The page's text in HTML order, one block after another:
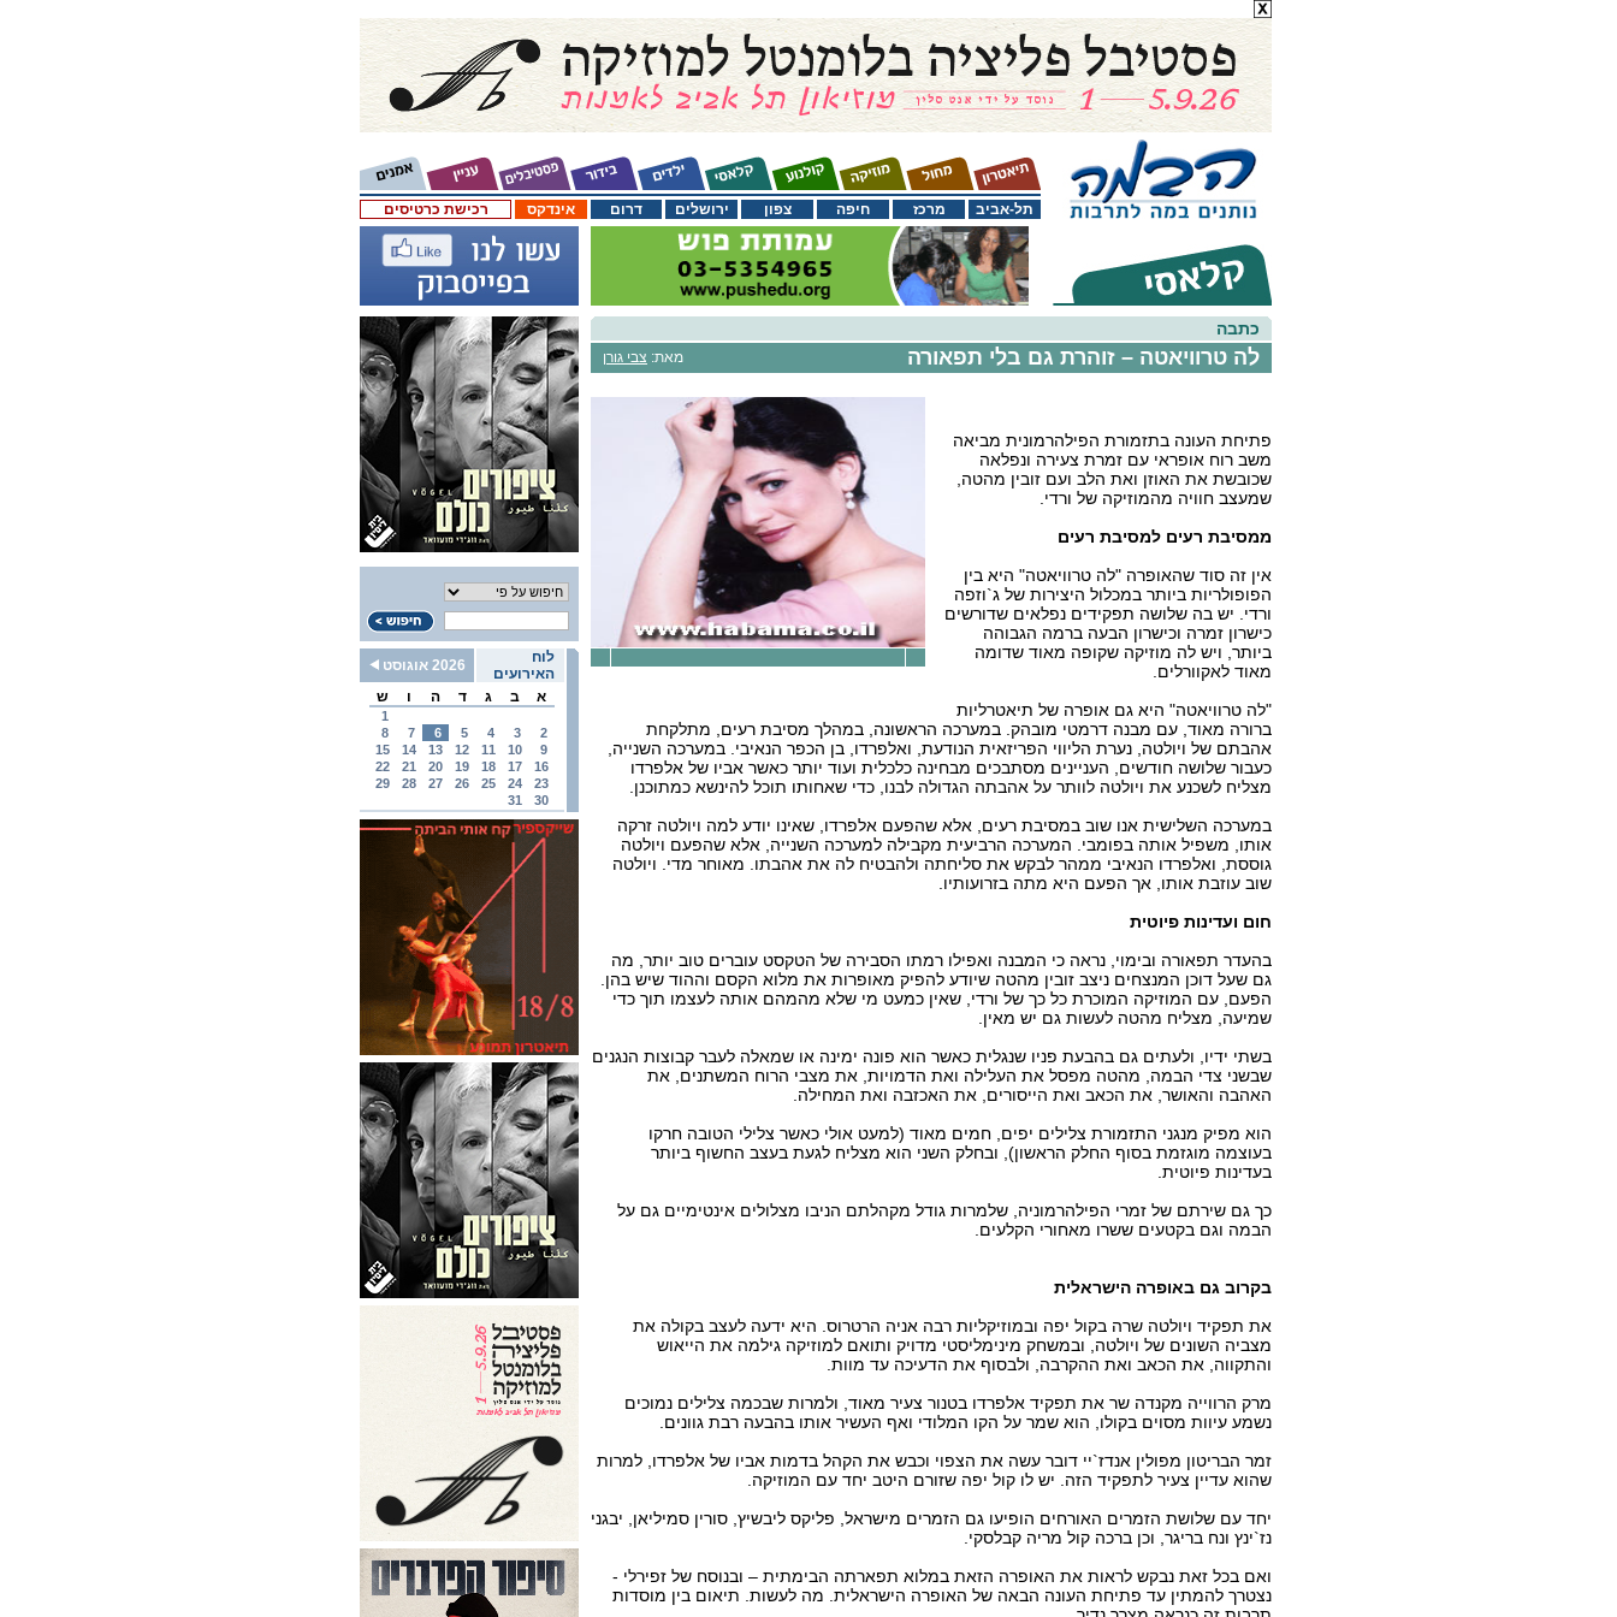
רכישת כרטיסים אינדקס דרום ירושלים צפון חיפה מרכז תל-אביב
לוח
האירועים
2026 אוגוסט
א
ב ג ד ה ו ש
1
2
3
4
5
6
7
8
9
10
11
12
13
14
15
16
17
18
19
20
21
22
23
24
25
26
27
28
29
30
31
כתבה
מאת: צבי גורן לה טרוויאטה – זוהרת גם בלי תפאורה
פתיחת העונה בתזמורת הפילהרמונית מביאה
משב רוח אופראי עם זמרת צעירה ונפלאה
שכובשת את האוזן ואת הלב ועם זובין מהטה,
שמעצב חוויה מהמוזיקה של ורדי.
ממסיבת רעים למסיבת רעים
אין זה סוד שהאופרה "לה טרוויאטה" היא בין
הפופולריות ביותר במכלול היצירות של ג`וזפה
ורדי. יש בה שלושה תפקידים נפלאים שדורשים
כישרון זמרה וכישרון הבעה ברמה הגבוהה
ביותר, ויש לה מוזיקה שקופה מאוד שדומה
מאוד לאקוורלים.
"לה טרוויאטה" היא גם אופרה של תיאטרליות
ברורה מאוד, עם מבנה דרמטי מובהק. במערכה הראשונה, במהלך מסיבת רעים, מתלקחת
אהבתם של ויולטה, נערת הליווי הפריזאית הנודעת, ואלפרדו, בן הכפר הנאיבי. במערכה השנייה,
כעבור שלושה חודשים, העניינים מסתבכים מבחינה כלכלית ועוד יותר כאשר אביו של אלפרדו
מצליח לשכנע את ויולטה לוותר על אהבתה הגדולה לבנו, כדי שאחותו תוכל להינשא כמתוכנן.
במערכה השלישית אנו שוב במסיבת רעים, אלא שהפעם אלפרדו, שאינו יודע למה ויולטה זרקה
אותו, משפיל אותה בפומבי. המערכה הרביעית מקבילה למערכה השנייה, אלא שהפעם ויולטה
גוססת, ואלפרדו הנאיבי ממהר לבקש את סליחתה ולהבטיח לה את אהבתו. מאוחר מדי. ויולטה
שוב עוזבת אותו, אך הפעם היא מתה בזרועותיו.
חום ועדינות פיוטית
בהעדר תפאורה ובימוי, נראה כי המבנה ואפילו רמתו הסבירה של הטקסט עוברים טוב יותר, מה
גם שעל דוכן המנצחים ניצב זובין מהטה שיודע להפיק מאופרות את מלוא הקסם וההוד שיש בהן.
הפעם, עם המוזיקה המוכרת כל כך של ורדי, שאין כמעט מי שלא מהמהם אותה לעצמו תוך כדי
שמיעה, מצליח מהטה לעשות גם יש מאין.
בשתי ידיו, ולעתים גם בהבעת פניו שנגלית כאשר הוא פונה ימינה או שמאלה לעבר קבוצות הנגנים
שבשני צדי הבמה, מהטה מפסל את העלילה ואת הדמויות, את מצבי הרוח המשתנים, את
האהבה והאושר, את הכאב ואת הייסורים, את האכזבה ואת המחילה.
הוא מפיק מנגני התזמורת צלילים יפים, חמים מאוד (למעט אולי כאשר צלילי הטובה חרקו
בעוצמה מוגזמת בסוף החלק הראשון), ובחלק השני הוא מצליח לגעת בעצב החשוף ביותר
בעדינות פיוטית.
כך גם שירתם של זמרי הפילהרמוניה, שלמרות גודל מקהלתם הניבו מצלולים אינטימיים גם על
הבמה וגם בקטעים ששרו מאחורי הקלעים.
בקרוב גם באופרה הישראלית
את תפקיד ויולטה שרה בקול יפה ובמוזיקליות רבה אניה הרטרוס. היא ידעה לעצב בקולה את
מצביה השונים של ויולטה, ובמשחק מינימליסטי מדויק ותואם למוזיקה גילמה את הייאוש
והתקווה, את הכאב ואת ההקרבה, ולבסוף את הדעיכה עד מוות.
מרק הרווייה מקנדה שר את תפקיד אלפרדו בטנור צעיר מאוד, ולמרות שבכמה צלילים נמוכים
נשמע עיוות מסוים בקולו, הוא שמר על הקו המלודי ואף העשיר אותו בהבעה רבת גוונים.
זמר הבריטון מפולין אנדז`יי דובר עשה את הצפוי וכבש את הקהל בדמות אביו של אלפרדו, למרות
שהוא עדיין צעיר לתפקיד הזה. יש לו קול יפה שזורם היטב יחד עם המוזיקה.
יחד עם שלושת הזמרים האורחים הופיעו גם הזמרים מישראל, פליקס ליבשיץ, סורין סמיליאן, יבגני
נז`ינץ ונח בריגר, וכן ברכה קול מריה קבלסקי.
ואם בכל זאת נבקש לראות את האופרה הזאת במלוא תפארתה הבימתית – ובנוסח של זפירלי -
נצטרך להמתין עד פתיחת העונה הבאה של האופרה הישראלית. מה לעשות. תיאום בין מוסדות